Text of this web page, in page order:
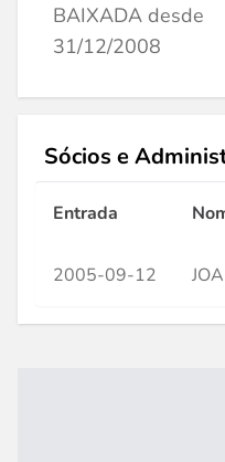
BAIXADA desde
31/12/2008
Sócios e
Entrada
2005-09-12